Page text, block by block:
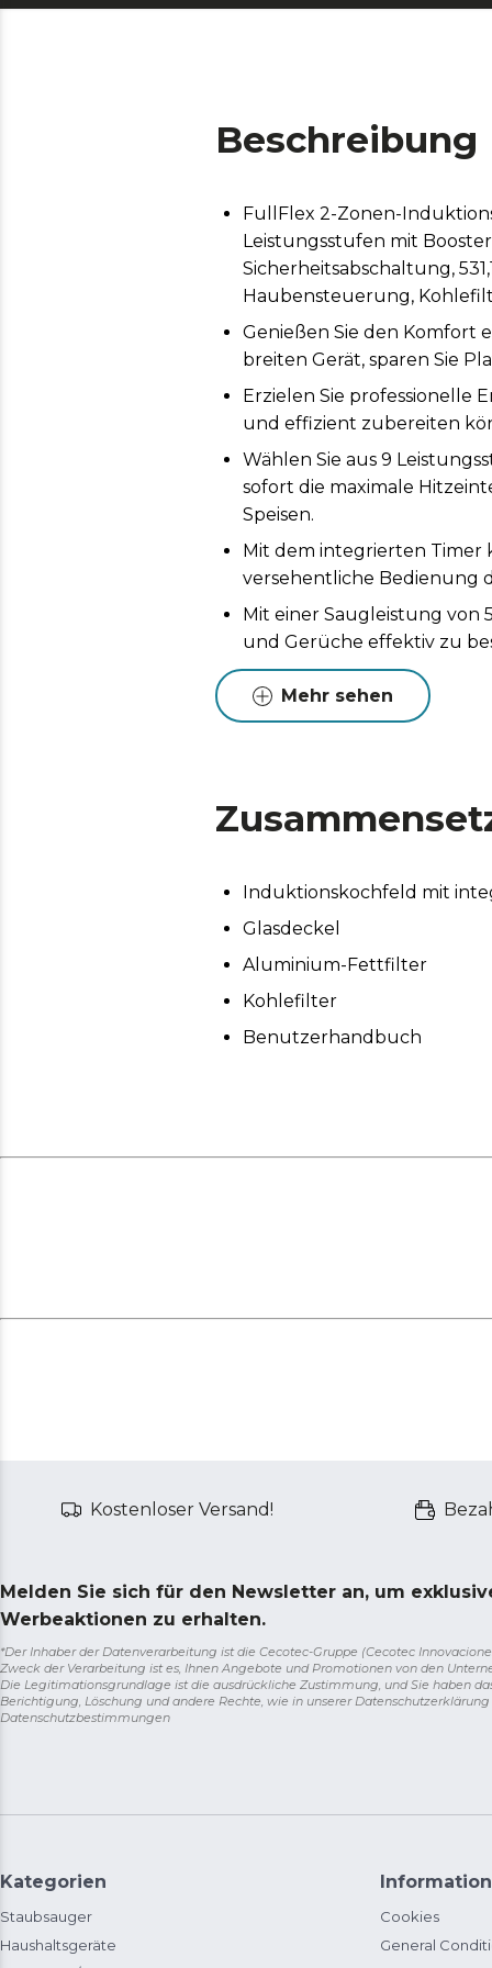
Beschreibung
FullFlex 2-Zonen-
Leistungsstufen mit
Sicherheitsabschaltung,
Haubensteuerung,
Genießen Sie den Komfort
breiten Gerät, sparen Sie
Erzielen Sie professionelle
und effizient zubereiten
Wählen Sie aus 9
sofort die maximale
Speisen.
Mit dem integrierten Timer
versehentliche Bedienung
Mit einer Saugleistung von
und Gerüche effektiv zu
Die Dunstabzugshaube
einen umweltfreundlichen
Personalisieren Sie die
System an die Bedürfnisse
Mehr sehen
Induktionskochfeld mit
Glasdeckel
Aluminium-Fettfilter
Kohlefilter
Benutzerhandbuch
Kostenloser Versand!
Melden Sie sich für den Newsletter an, um
Werbeaktionen zu erhalten.
*Der Inhaber der Datenverarbeitung ist die Cecotec-Gruppe (Cecotec
Zweck der Verarbeitung ist es, Ihnen Angebote und Promotionen von den
Die Legitimationsgrundlage ist die ausdrückliche Zustimmung, und Sie haben
Berichtigung, Löschung und andere Rechte, wie in unserer
Datenschutzbestimmungen
Kategorien
Staubsauger
Haushaltsgeräte
Information
Cookies
General